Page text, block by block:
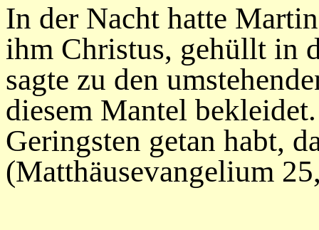
In der Nacht hatte
ihm Christus, gehüllt in
sagte zu den
diesem Mantel
Geringsten getan habt,
(Matthäusevangelium